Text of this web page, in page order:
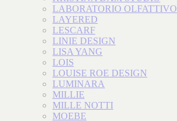
LABORATORIO OLFATTIVO
LAYERED
LESCARF
LINIE DESIGN
LISA YANG
LOIS
LOUISE ROE DESIGN
LUMINARA
MILLIE
MILLE NOTTI
MOEBE